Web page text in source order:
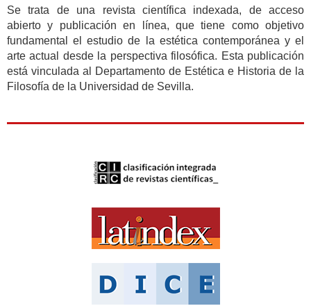
Se trata de una revista científica indexada, de acceso
abierto y publicación en línea, que tiene como objetivo
fundamental el estudio de la estética contemporánea y el
arte actual desde la perspectiva filosófica. Esta publicación
está vinculada al Departamento de Estética e Historia de la
Filosofía de la Universidad de Sevilla.